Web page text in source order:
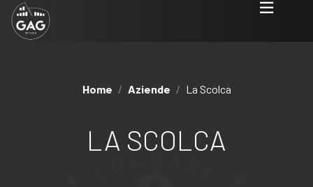
Home / Aziende / La Scolca
LA SCOLCA